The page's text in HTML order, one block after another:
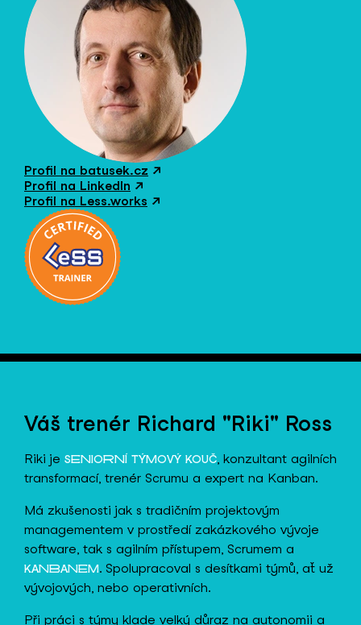
Profil na batusek.cz ↗
Profil na LinkedIn ↗
Profil na Less.works ↗
Váš trenér Richard "Riki" Ross
Riki je SENIORNÍ TÝMOVÝ KOUČ, konzultant agilních
transformací, trenér Scrumu a expert na Kanban.
Má zkušenosti jak s tradičním projektovým
managementem v prostředí zakázkového vývoje
software, tak s agilním přístupem, Scrumem a
KANBANEM. Spolupracoval s desítkami týmů, ať už
vývojových, nebo operativních.
Při práci s týmy klade velký důraz na autonomii a